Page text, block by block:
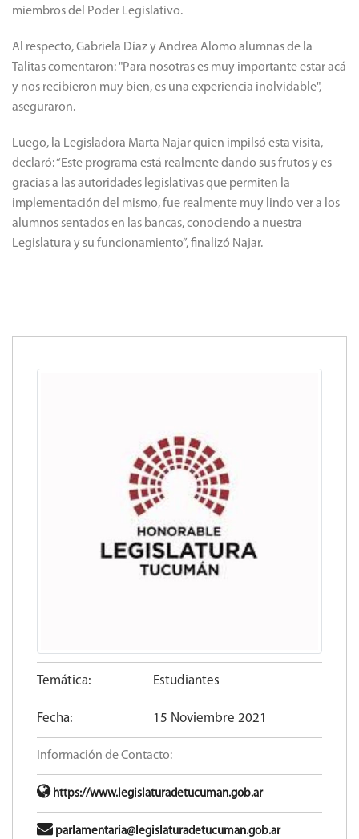
miembros del Poder Legislativo.
Al respecto, Gabriela Díaz y Andrea Alomo alumnas de la
Talitas comentaron: "Para nosotras es muy importante estar acá
y nos recibieron muy bien, es una experiencia inolvidable",
aseguraron.
Luego, la Legisladora Marta Najar quien impilsó esta visita,
declaró: “Este programa está realmente dando sus frutos y es
gracias a las autoridades legislativas que permiten la
implementación del mismo, fue realmente muy lindo ver a los
alumnos sentados en las bancas, conociendo a nuestra
Legislatura y su funcionamiento”, finalizó Najar.
Temática: Estudiantes
Fecha: 15 Noviembre 2021
Información de Contacto:
https://www.legislaturadetucuman.gob.ar
parlamentaria@legislaturadetucuman.gob.ar